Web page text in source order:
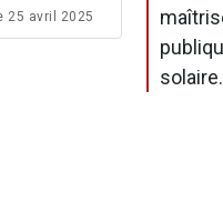
25 avril 2025
solaire.